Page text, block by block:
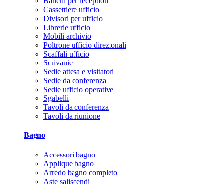
Cassettiere ufficio
Divisori per ufficio
Librerie ufficio
Mobili archivio
Poltrone ufficio direzionali
Scaffali ufficio
Scrivanie
Sedie attesa e visitatori
Sedie da conferenza
Sedie ufficio operative
Sgabelli
Tavoli da conferenza
Tavoli da riunione
Bagno
Accessori bagno
Applique bagno
Arredo bagno completo
Aste saliscendi